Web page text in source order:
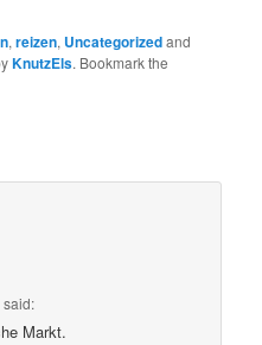
,reizen, Uncategorizedand
KnutzEls. Bookmark the
said:
Markt.